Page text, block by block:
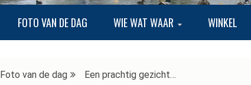
FOTO VAN DE DAG WIE WAT WAAR WINKEL
Foto van de dag Een prachtig gezicht…